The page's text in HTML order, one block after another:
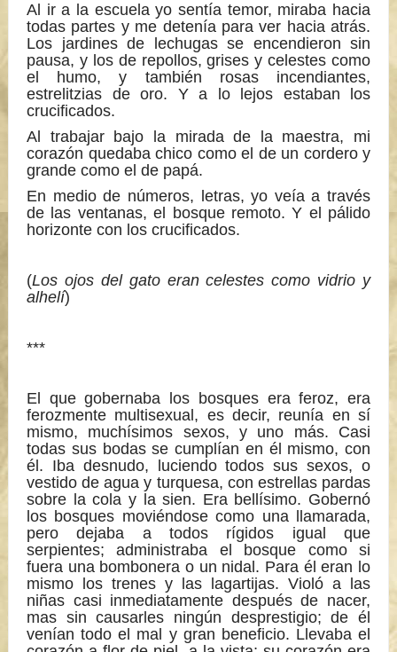
Al ir a la escuela yo sentía temor, miraba hacia
todas partes y me detenía para ver hacia atrás.
Los jardines de lechugas se encendieron sin
pausa, y los de repollos, grises y celestes como
el humo, y también rosas incendiantes,
estrelitzias de oro. Y a lo lejos estaban los
crucificados.
Al trabajar bajo la mirada de la maestra, mi
corazón quedaba chico como el de un cordero y
grande como el de papá.
En medio de números, letras, yo veía a través
de las ventanas, el bosque remoto. Y el pálido
horizonte con los crucificados.
(Los ojos del gato eran celestes como vidrio y
alhelí)
***
El que gobernaba los bosques era feroz, era
ferozmente multisexual, es decir, reunía en sí
mismo, muchísimos sexos, y uno más. Casi
todas sus bodas se cumplían en él mismo, con
él. Iba desnudo, luciendo todos sus sexos, o
vestido de agua y turquesa, con estrellas pardas
sobre la cola y la sien. Era bellísimo. Gobernó
los bosques moviéndose como una llamarada,
pero dejaba a todos rígidos igual que
serpientes; administraba el bosque como si
fuera una bombonera o un nidal. Para él eran lo
mismo los trenes y las lagartijas. Violó a las
niñas casi inmediatamente después de nacer,
mas sin causarles ningún desprestigio; de él
venían todo el mal y gran beneficio. Llevaba el